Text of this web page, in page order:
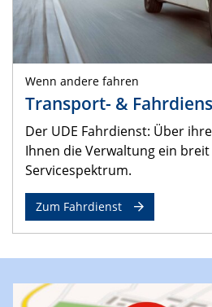
Wenn andere fahren
Transport- &
Der UDE Fahrdienst: Über
Ihnen die Verwaltung ein
Servicespektrum.
Zum Fahrdienst